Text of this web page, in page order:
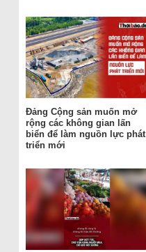
Đảng Cộng sản muốn mở
rộng các không gian lấn
biển để làm nguồn lực phát
triển mới